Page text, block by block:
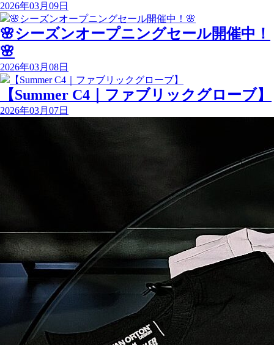
2026年03月09日
🌸シーズンオープニングセール開催中！
🌸
2026年03月08日
【Summer C4｜ファブリックグローブ】
2026年03月07日